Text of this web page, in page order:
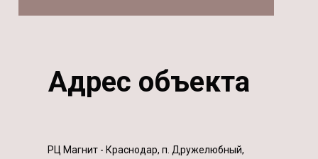
Адрес объекта
РЦ Магнит - Краснодар, п. Дружелюбный,